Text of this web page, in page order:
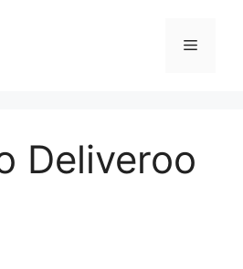
Menu
Deliveroo